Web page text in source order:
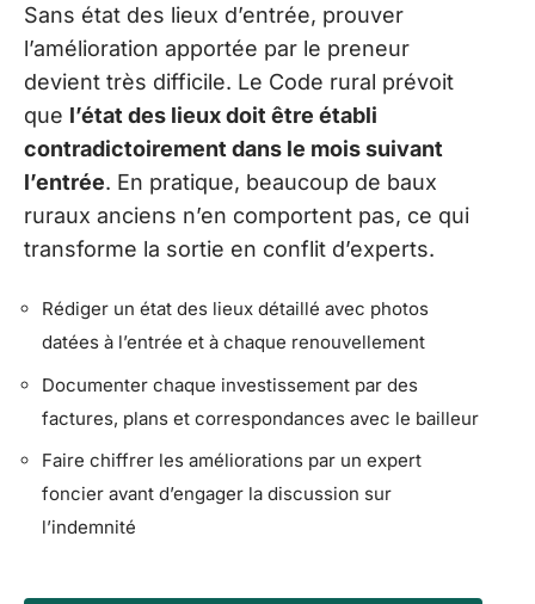
Sans état des lieux d’entrée, prouver
l’amélioration apportée par le preneur
devient très difficile. Le Code rural prévoit
que l’état des lieux doit être établi
contradictoirement dans le mois suivant
l’entrée. En pratique, beaucoup de baux
ruraux anciens n’en comportent pas, ce qui
transforme la sortie en conflit d’experts.
Rédiger un état des lieux détaillé avec photos
datées à l’entrée et à chaque renouvellement
Documenter chaque investissement par des
factures, plans et correspondances avec le bailleur
Faire chiffrer les améliorations par un expert
foncier avant d’engager la discussion sur
l’indemnité